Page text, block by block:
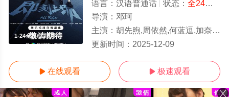
1-24全集/大结局
语言： 汉语普通话 状态： 全24集
导演： 邓珂
主演： 胡先煦,周依然,何蓝逗,加奈那,李乐,黄婷婷,王锵,刘海宽,柳岩,
更新时间： 2025-12-09
 在线观看  极速观看